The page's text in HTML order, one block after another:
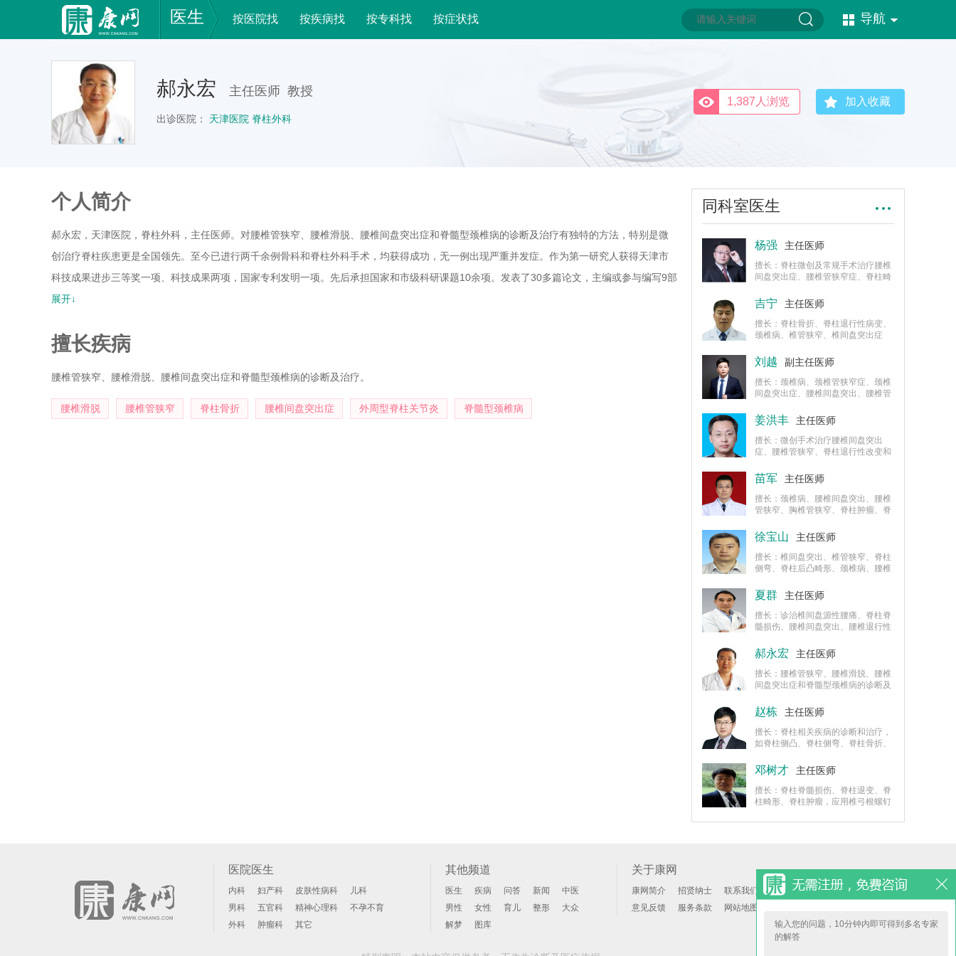
医生 按医院找 按疾病找 按专科找 按症状找 导航
郝永宏 主任医师 教授
出诊医院： 天津医院 脊柱外科
加入收藏
1,387人浏览
个人简介
郝永宏，天津医院，脊柱外科，主任医师。对腰椎管狭窄、腰椎滑脱、腰椎间盘突出症和脊髓型颈椎病的诊断及治疗有独特的方法，特别是微
创治疗脊柱疾患更是全国领先。至今已进行两千余例骨科和脊柱外科手术，均获得成功，无一例出现严重并发症。作为第一研究人获得天津市
科技成果进步三等奖一项、科技成果两项，国家专利发明一项。先后承担国家和市级科研课题10余项。发表了30多篇论文，主编或参与编写9部
专着，参加了多次国内外学术交流，曾应邀出访美国、澳大利亚、法国、意大利、瑞士、马来西亚、新加坡等多国进行学术访问。现任中国康
业委员会脊柱学组委员。
展开↓
擅长疾病
腰椎管狭窄、腰椎滑脱、腰椎间盘突出症和脊髓型颈椎病的诊断及治疗。
腰椎滑脱 腰椎管狭窄 脊柱骨折 腰椎间盘突出症 外周型脊柱关节炎 脊髓型颈椎病
同科室医生
杨强 主任医师
擅长：脊柱微创及常规手术治疗腰椎
间盘突出症、腰椎管狭窄症、脊柱畸
出、颈椎管狭窄、脊柱病理性骨折等
疾病。
吉宁 主任医师
擅长：脊柱骨折、脊柱退行性病变、
颈椎病、椎管狭窄、椎间盘突出症
炎症等，对微创治疗脊柱外科各种疾
病有一定的研究和经验。
刘越 副主任医师
擅长：颈椎病、颈椎管狭窄症、颈椎
间盘突出症、腰椎间盘突出、腰椎管
弯等各种脊柱疾患的诊断与治疗。
姜洪丰 主任医师
擅长：微创手术治疗腰椎间盘突出
症、腰椎管狭窄、脊柱退行性改变和
核、脊柱骨折、颈椎病等。
苗军 主任医师
擅长：颈椎病、腰椎间盘突出、腰椎
管狭窄、胸椎管狭窄、脊柱肿瘤、脊
脊柱畸形的诊断与治疗，在脊柱肿瘤
和脊柱畸形方面有很深的造诣。
徐宝山 主任医师
擅长：椎间盘突出、椎管狭窄、脊柱
侧弯、脊柱后凸畸形、颈椎病、腰椎
和手术治疗。
夏群 主任医师
擅长：诊治椎间盘源性腰痛、脊柱脊
髓损伤、腰椎间盘突出、腰椎退行性
郝永宏 主任医师
擅长：腰椎管狭窄、腰椎滑脱、腰椎
间盘突出症和脊髓型颈椎病的诊断及
赵栋 主任医师
擅长：脊柱相关疾病的诊断和治疗，
如脊柱侧凸、脊柱侧弯、脊柱骨折、
继发畸形。
邓树才 主任医师
擅长：脊柱脊髓损伤、脊柱退变、脊
柱畸形、脊柱肿瘤，应用椎弓根螺钉
急性损伤的治疗，多节段退变性腰椎
医院医生
内科 妇产科 皮肤性病科
儿科
男科
五官科 精神心理科
不孕不育
外科
肿瘤科 其它
其他频道
医生 疾病 问答 新闻
中医
男性
女性 育儿 整形
大众
解梦
图库
关于康网
康网简介 招贤纳士
联系我们
意见反馈
服务条款 网站地图